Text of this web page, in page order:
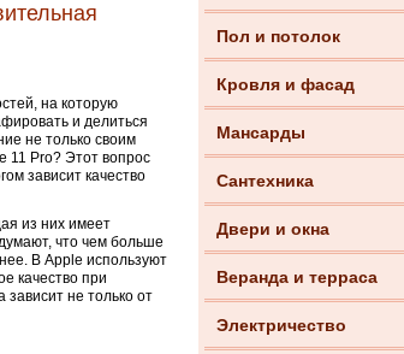
Пол и потолок
Кровля и фасад
Мансарды
Сантехника
Двери и окна
Веранда и терраса
Электричество
на которую
и делиться
не только своим
11 Pro? Этот вопрос
зависит качество
из них имеет
что чем больше
В Apple используют
качество при
не только от